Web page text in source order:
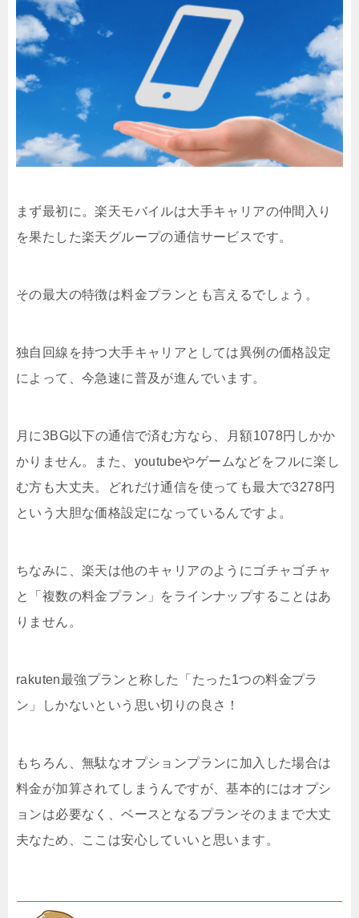
まず最初に。楽天モバイルは大手キャリアの仲間入り
を果たした楽天グループの通信サービスです。
その最大の特徴は料金プランとも言えるでしょう。
独自回線を持つ大手キャリアとしては異例の価格設定
によって、今急速に普及が進んでいます。
月に3BG以下の通信で済む方なら、月額1078円しかか
かりません。また、youtubeやゲームなどをフルに楽し
む方も大丈夫。どれだけ通信を使っても最大で3278円
という大胆な価格設定になっているんですよ。
ちなみに、楽天は他のキャリアのようにゴチャゴチャ
と「複数の料金プラン」をラインナップすることはあ
りません。
rakuten最強プランと称した「たった1つの料金プラ
ン」しかないという思い切りの良さ！
もちろん、無駄なオプションプランに加入した場合は
料金が加算されてしまうんですが、基本的にはオプシ
ョンは必要なく、ベースとなるプランそのままで大丈
夫なため、ここは安心していいと思います。